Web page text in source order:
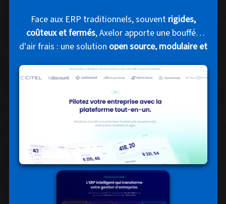
Face aux ERP traditionnels, souvent rigides,
coûteux et fermés, Axelor apporte une bouffée
d'air frais : une solution open source, modulaire et
centre. Développée en France et publiée sous
licence open source, notre plateforme unifie
CRM et BPMdans un écosystème cohérent et
ouvert.